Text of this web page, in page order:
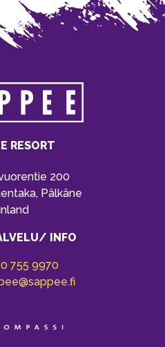
RESORT
200
Pälkäne
INFO
755 9970